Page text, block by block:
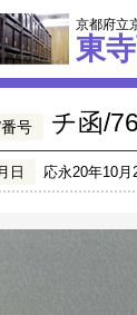
京都府立
東
号 チ函/
日 応永20年10月